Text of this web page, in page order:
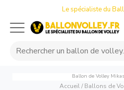
Le spécialiste du
Ballon de Volley
Accueil/ Ballons de